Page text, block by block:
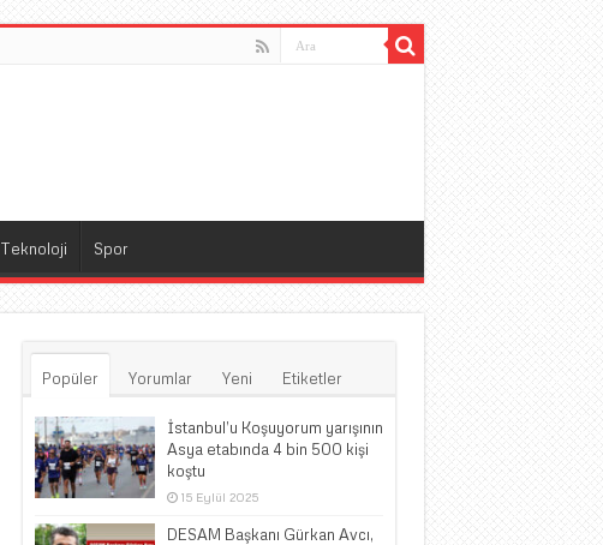
Teknoloji Spor
Popüler Yorumlar Yeni Etiketler
İstanbul’u Koşuyorum yarışının
Asya etabında 4 bin 500 kişi
koştu
15 Eylül 2025
DESAM Başkanı Gürkan Avcı,